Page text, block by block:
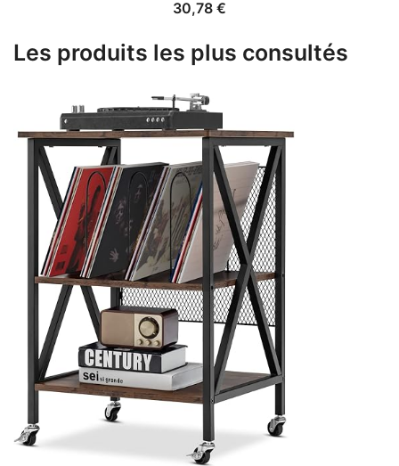
30,78 €
Les produits les plus consultés